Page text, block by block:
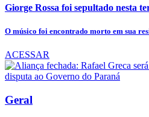
Giorge Rossa foi sepultado nesta
O músico foi encontrado morto em sua
ACESSAR
Geral